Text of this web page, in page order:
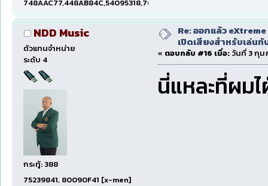
748AAC77,448AB84C,54095318,7660DAE5,97606B15,47C5E
NDD Music
ตัวแทนจำหน่าย
ระดับ 4
กระทู้: 388
75239841, 80090F41 [x-men]
Re: ออกแล้ว
เปิดเสียงสำหรับเล่น
« ตอบกลับ #16 เมื่อ: วันที่ 3 กุม
นี่แหละที่ผมไ